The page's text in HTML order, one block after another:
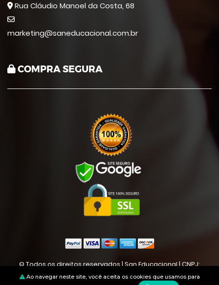
Ao navegar neste site, você aceita os cookies que usamos para
Rua Cláudio Manoel da Costa, 68
marketing@saneducacional.com.br
COMPRA SEGURA
© Todos os direitos reservados | San Educacional | CNPJ:
02.722.744/0001-45